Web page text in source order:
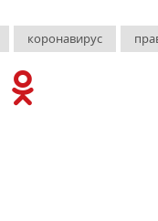
коронавирус